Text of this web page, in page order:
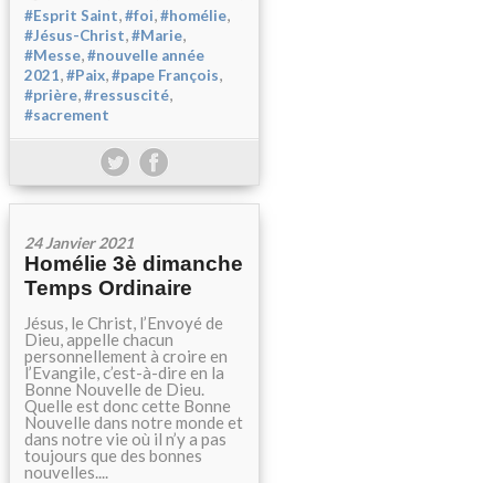
#Esprit Saint,#foi,#homélie,
#Jésus-Christ,#Marie,
#Messe,#nouvelle année
2021,#Paix,#pape François,
#prière,#ressuscité,
#sacrement
24 Janvier 2021
Homélie 3è dimanche
Temps Ordinaire
Jésus, le Christ, l’Envoyé de
Dieu, appelle chacun
personnellement à croire en
l’Evangile, c’est-à-dire en la
Bonne Nouvelle de Dieu.
Quelle est donc cette Bonne
Nouvelle dans notre monde et
dans notre vie où il n’y a pas
toujours que des bonnes
nouvelles....